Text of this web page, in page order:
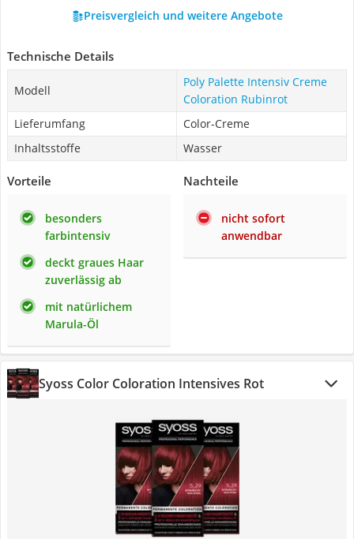
Preisvergleich und weitere Angebote
Technische Details
Modell
Poly Palette Intensiv Creme
Coloration Rubinrot
Lieferumfang
Color-Creme
Inhaltsstoffe
Wasser
Vorteile
besonders
farbintensiv
deckt graues Haar
zuverlässig ab
mit natürlichem
Marula-Öl
Nachteile
nicht sofort
anwendbar
Syoss Color Coloration Intensives Rot